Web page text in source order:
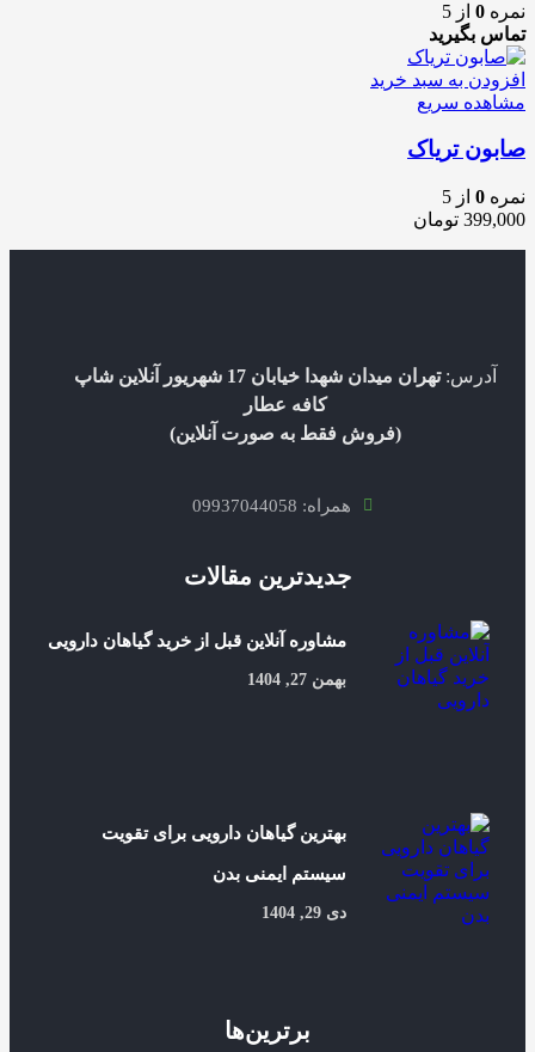
نمره 0 از 5
تماس بگیرید
افزودن به سبد خرید
مشاهده سریع
صابون تریاک
نمره 0 از 5
399,000 تومان
آدرس:
تهران میدان شهدا خیابان 17 شهریور آنلاین شاپ
کافه عطار
(فروش فقط به صورت آنلاین)
همراه: 09937044058
جدیدترین مقالات
مشاوره آنلاین قبل از خرید گیاهان دارویی
بهمن 27, 1404
بهترین گیاهان دارویی برای تقویت
سیستم ایمنی بدن
دی 29, 1404
برترین‌ها